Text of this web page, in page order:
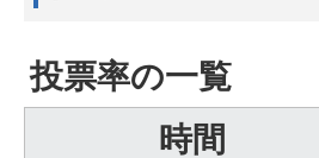
投票率の一覧
時間